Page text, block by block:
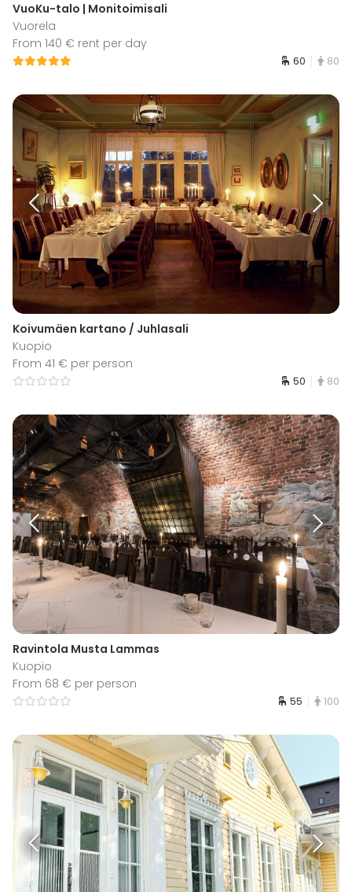
VuoKu-talo | Monitoimisali
Vuorela
From 140 € rent per day
60 80
Koivumäen kartano / Juhlasali
Kuopio
From 41 € per person
50 80
Ravintola Musta Lammas
Kuopio
From 68 € per person
55 100